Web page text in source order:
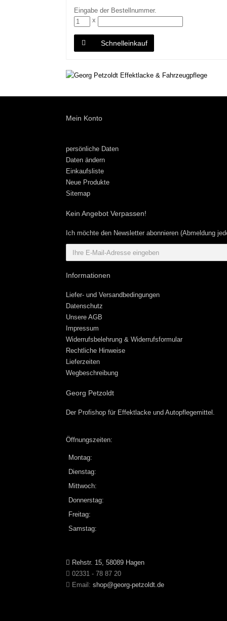
Eingabe der Bestellnummer.
x
Schnelleinkauf
Mein Konto
persönliche Daten
Daten ändern
Einkaufsliste
Neue Produkte
Sitemap
Kein Angebot Verpassen!
Ich möchte den Newsletter abonnieren (Abmeldung
Informationen
Liefer- und Versandbedingungen
Datenschutz
Unsere AGB
Impressum
Widerrufsbelehrung & Widerrufsformular
Rechtliche Hinweise
Lieferzeiten
Wegbeschreibung
Georg Petzoldt
Der Profishop für Effektlacke und Autopflegemittel .
Öffnungszeiten:
Montag:
Dienstag:
Mittwoch:
Donnerstag:
Freitag:
Samstag:
Rehstr. 15, 58089 Hagen
02331 - 78 87 20
Email: shop@georg-petzoldt.de